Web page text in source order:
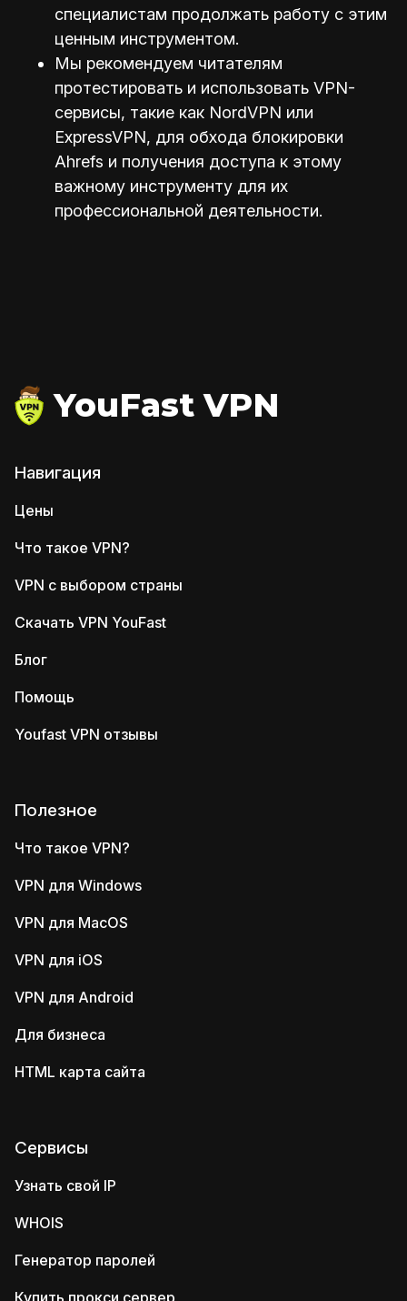
специалистам продолжать работу с этим
ценным инструментом.
Мы рекомендуем читателям
протестировать и использовать VPN-
сервисы, такие как NordVPN или
ExpressVPN, для обхода блокировки
Ahrefs и получения доступа к этому
важному инструменту для их
профессиональной деятельности.
YouFast VPN
Навигация
Цены
Что такое VPN?
VPN с выбором страны
Скачать VPN YouFast
Блог
Помощь
Youfast VPN отзывы
Полезное
Что такое VPN?
VPN для Windows
VPN для MacOS
VPN для iOS
VPN для Android
Для бизнеса
HTML карта сайта
Сервисы
Узнать свой IP
WHOIS
Генератор паролей
Купить прокси сервер